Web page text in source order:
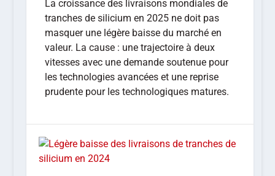
La croissance des livraisons mondiales de
tranches de silicium en 2025 ne doit pas
masquer une légère baisse du marché en
valeur. La cause : une trajectoire à deux
vitesses avec une demande soutenue pour
les technologies avancées et une reprise
prudente pour les technologiques matures.